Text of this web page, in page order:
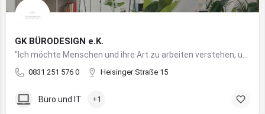
GK BÜRODESIGN e.K.
0831 251 576 0 Heisinger Straße 15
Büro und IT +1